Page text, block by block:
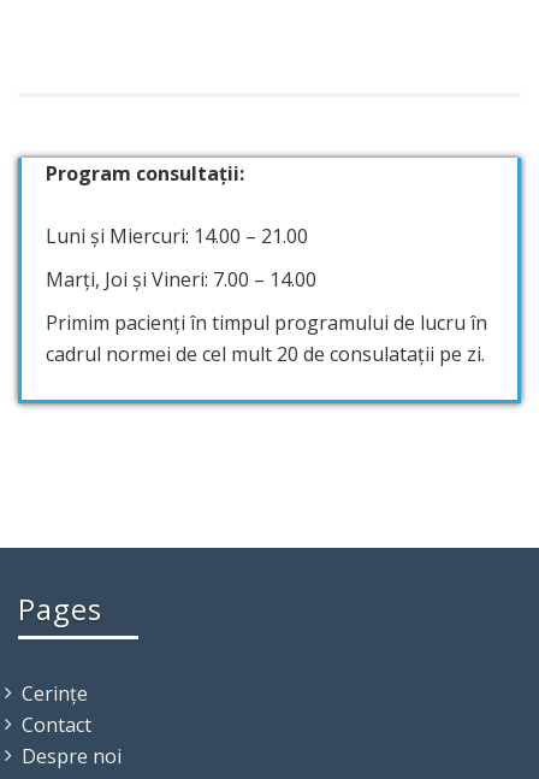
Program consultații:
Luni și Miercuri: 14.00 – 21.00
Marți, Joi și Vineri: 7.00 – 14.00
Primim pacienți în timpul programului de lucru în
cadrul normei de cel mult 20 de consulatații pe zi.
Pages
Cerințe
Contact
Despre noi